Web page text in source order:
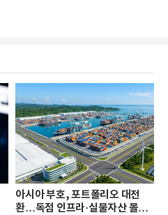
아시아 부호, 포트폴리오 대전
환…독점 인프라·실물자산 몰린